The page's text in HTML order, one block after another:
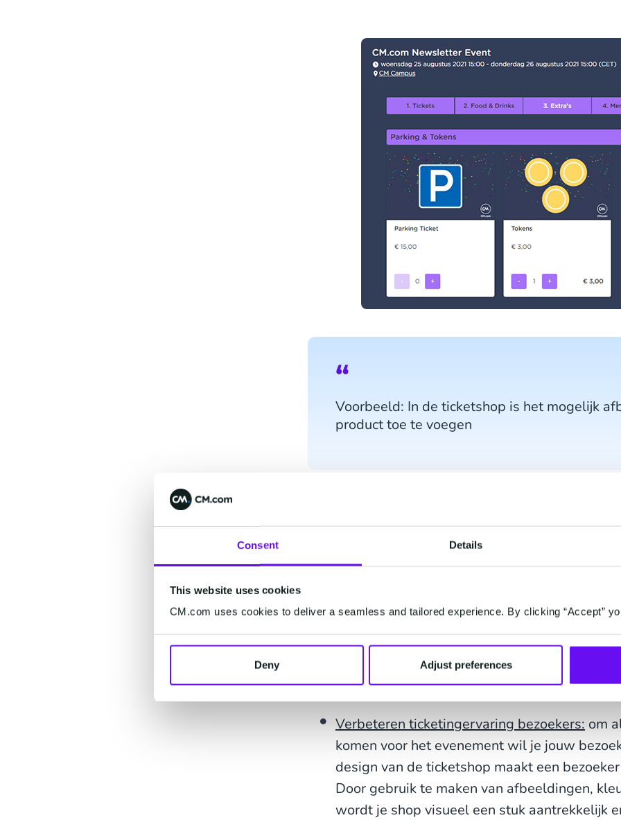
Consent Details
This website uses cookies
CM.com uses cookies to deliver a seamless and tailored experience. By clicking “Accept”
Deny Adjust preferences
Voorbeeld: In de ticketshop is het mogelijk
product toe te voegen
Zorgen voor consistente branding:
branding
evenement van andere evenementen te
juiste publiek aanspreekt. Om te groeien in
afbeeldingen kan toevoegen per ticket kan
branding naar voren komt. Dit draagt bij aan
evenement.
Verbeteren ticketingervaring bezoekers: om
komen voor het evenement wil je jouw
design van de ticketshop maakt een
Door gebruik te maken van afbeeldingen,
wordt je shop visueel een stuk aantrekkelijk